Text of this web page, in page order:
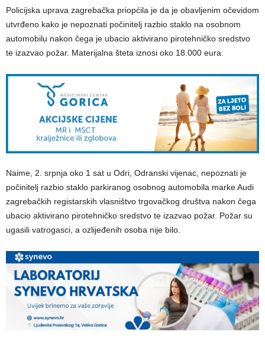
Policijska uprava zagrebačka priopćila je da je obavljenim očevidom
utvrđeno kako je nepoznati počinitelj razbio staklo na osobnom
automobilu nakon čega je ubacio aktivirano pirotehničko sredstvo
te izazvao požar. Materijalna šteta iznosi oko 18.000 eura.
Naime, 2. srpnja oko 1 sat u Odri, Odranski vijenac, nepoznati je
počinitelj razbio staklo parkiranog osobnog automobila marke Audi
zagrebačkih registarskih vlasništvo trgovačkog društva nakon čega
ubacio aktivirano pirotehničko sredstvo te izazvao požar. Požar su
ugasili vatrogasci, a ozlijeđenih osoba nije bilo.